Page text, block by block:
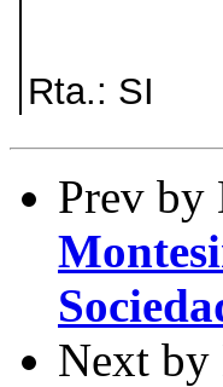
Rta.: SI
Prev by
Next by